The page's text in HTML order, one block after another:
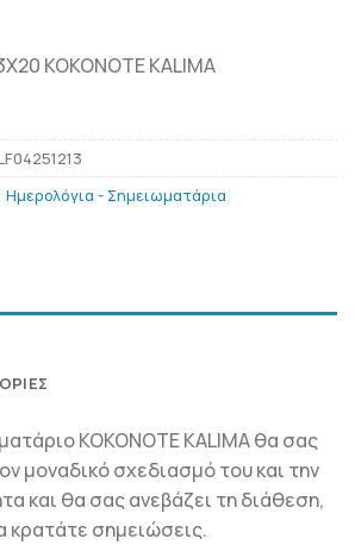
KOKONOTE KALIMA
Ημερολόγια - Σημειωματάρια
KOKONOTE KALIMA θα σας
μοναδικό σχεδιασμό του και την
και θα σας ανεβάζει τη διάθεση,
σημειώσεις.